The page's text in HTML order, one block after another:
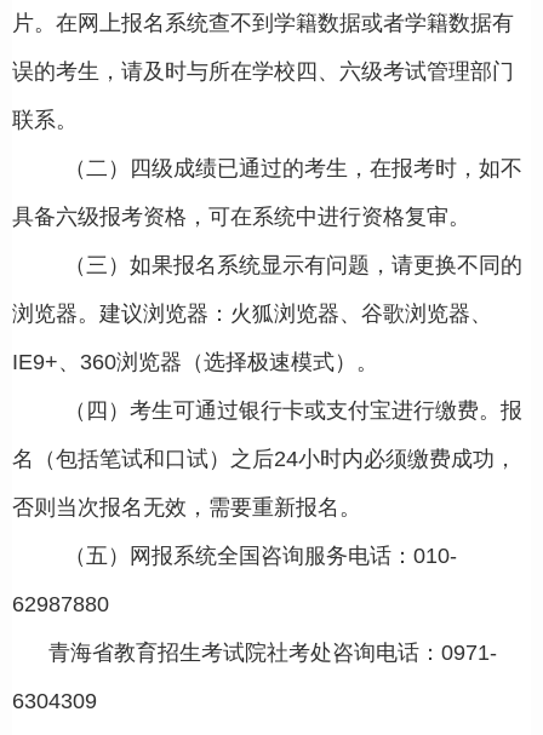
片。在网上报名系统查不到学籍数据或者学籍数据有
误的考生，请及时与所在学校四、六级考试管理部门
联系。
（二）四级成绩已通过的考生，在报考时，如不
具备六级报考资格，可在系统中进行资格复审。
（三）如果报名系统显示有问题，请更换不同的
浏览器。建议浏览器：火狐浏览器、谷歌浏览器、
IE9+、360浏览器（选择极速模式）。
（四）考生可通过银行卡或支付宝进行缴费。报
名（包括笔试和口试）之后24小时内必须缴费成功，
否则当次报名无效，需要重新报名。
（五）网报系统全国咨询服务电话： 010-
62987880
青海省教育招生考试院社考处咨询电话：0971-
6304309